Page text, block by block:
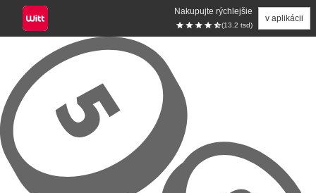
Nakupujte rýchlejšie
(13.2 tsd)
v aplikácii
Prejsť na hlavný obsah